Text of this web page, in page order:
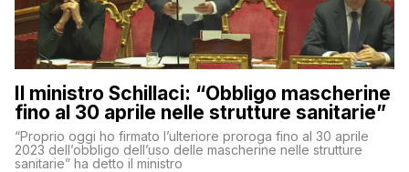
Il ministro Schillaci: “Obbligo mascherine
fino al 30 aprile nelle strutture sanitarie”
“Proprio oggi ho firmato l’ulteriore proroga fino al 30 aprile
2023 dell’obbligo dell’uso delle mascherine nelle strutture
sanitarie” ha detto il ministro